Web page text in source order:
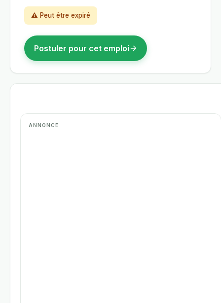
⚠ Peut être expiré
Postuler pour cet emploi